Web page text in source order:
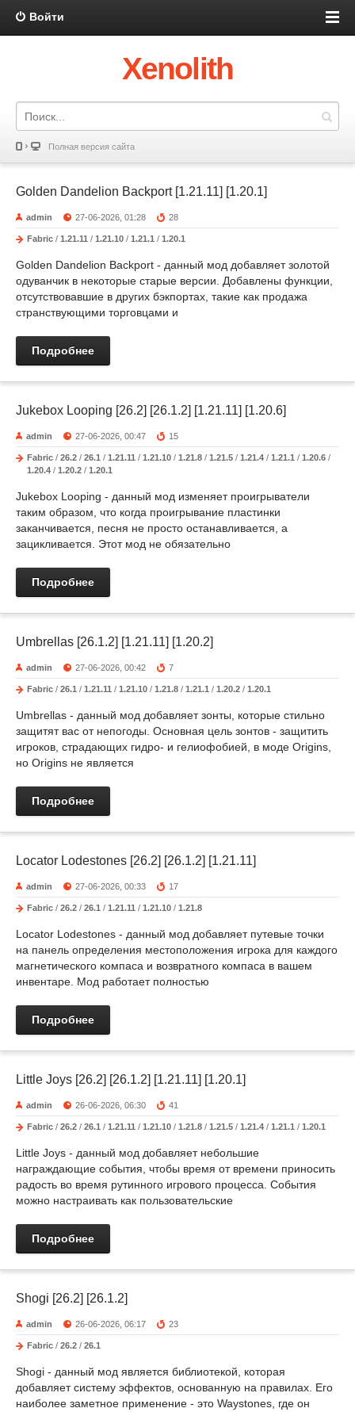
Войти
Xenolith
Полная версия сайта
Golden Dandelion Backport [1.21.11] [1.20.1]
admin 27-06-2026, 01:28 28
Fabric / 1.21.11 / 1.21.10 / 1.21.1 / 1.20.1
Golden Dandelion Backport - данный мод добавляет золотой
одуванчик в некоторые старые версии. Добавлены функции,
отсутствовавшие в других бэкпортах, такие как продажа
странствующими торговцами и
Подробнее
Jukebox Looping [26.2] [26.1.2] [1.21.11] [1.20.6]
admin 27-06-2026, 00:47 15
Fabric / 26.2 / 26.1 / 1.21.11 / 1.21.10 / 1.21.8 / 1.21.5 / 1.21.4 / 1.21.1 / 1.20.6 /
1.20.4 / 1.20.2 / 1.20.1
Jukebox Looping - данный мод изменяет проигрыватели
таким образом, что когда проигрывание пластинки
заканчивается, песня не просто останавливается, а
зацикливается. Этот мод не обязательно
Подробнее
Umbrellas [26.1.2] [1.21.11] [1.20.2]
admin 27-06-2026, 00:42 7
Fabric / 26.1 / 1.21.11 / 1.21.10 / 1.21.8 / 1.21.1 / 1.20.2 / 1.20.1
Umbrellas - данный мод добавляет зонты, которые стильно
защитят вас от непогоды. Основная цель зонтов - защитить
игроков, страдающих гидро- и гелиофобией, в моде Origins,
но Origins не является
Подробнее
Locator Lodestones [26.2] [26.1.2] [1.21.11]
admin 27-06-2026, 00:33 17
Fabric / 26.2 / 26.1 / 1.21.11 / 1.21.10 / 1.21.8
Locator Lodestones - данный мод добавляет путевые точки
на панель определения местоположения игрока для каждого
магнетического компаса и возвратного компаса в вашем
инвентаре. Мод работает полностью
Подробнее
Little Joys [26.2] [26.1.2] [1.21.11] [1.20.1]
admin 26-06-2026, 06:30 41
Fabric / 26.2 / 26.1 / 1.21.11 / 1.21.10 / 1.21.8 / 1.21.5 / 1.21.4 / 1.21.1 / 1.20.1
Little Joys - данный мод добавляет небольшие
награждающие события, чтобы время от времени приносить
радость во время рутинного игрового процесса. События
можно настраивать как пользовательские
Подробнее
Shogi [26.2] [26.1.2]
admin 26-06-2026, 06:17 23
Fabric / 26.2 / 26.1
Shogi - данный мод является библиотекой, которая
добавляет систему эффектов, основанную на правилах. Его
наиболее заметное применение - это Waystones, где он